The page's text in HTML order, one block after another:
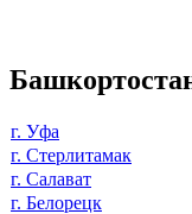
г. Уфа
г. Стерлитамак
г. Салават
г. Белорецк